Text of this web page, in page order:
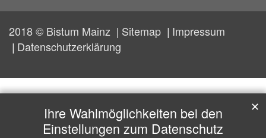
2018 © Bistum Mainz Sitemap
Impressum
Datenschutzerklärung
Ihre Wahlmöglichkeiten bei den
Einstellungen zum Datenschutz
✕